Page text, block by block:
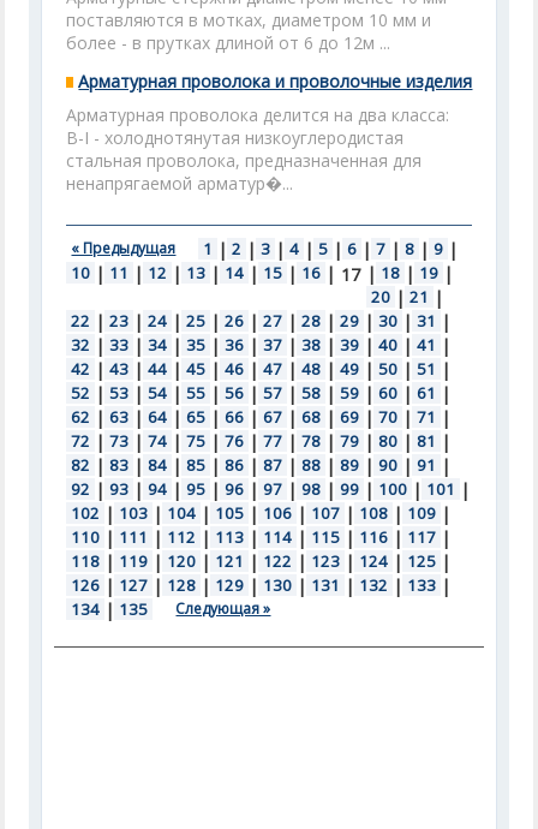
поставляются в мотках, диаметром 10 мм и
более - в прутках длиной от 6 до 12м ...
Арматурная проволока и проволочные изделия
Арматурная проволока делится на два класса:
В-I - холоднотянутая низкоуглеродистая
стальная проволока, предназначенная для
ненапрягаемой арматур�...
« Предыдущая 1 | 2 | 3 | 4 | 5 | 6 | 7 | 8 | 9 |
10 | 11 | 12 | 13 | 14 | 15 | 16 | 17 | 18 | 19 |
20 | 21 |
22 | 23 | 24 | 25 | 26 | 27 | 28 | 29 | 30 | 31 |
32 | 33 | 34 | 35 | 36 | 37 | 38 | 39 | 40 | 41 |
42 | 43 | 44 | 45 | 46 | 47 | 48 | 49 | 50 | 51 |
52 | 53 | 54 | 55 | 56 | 57 | 58 | 59 | 60 | 61 |
62 | 63 | 64 | 65 | 66 | 67 | 68 | 69 | 70 | 71 |
72 | 73 | 74 | 75 | 76 | 77 | 78 | 79 | 80 | 81 |
82 | 83 | 84 | 85 | 86 | 87 | 88 | 89 | 90 | 91 |
92 | 93 | 94 | 95 | 96 | 97 | 98 | 99 | 100 | 101 |
102 | 103 | 104 | 105 | 106 | 107 | 108 | 109 |
110 | 111 | 112 | 113 | 114 | 115 | 116 | 117 |
118 | 119 | 120 | 121 | 122 | 123 | 124 | 125 |
126 | 127 | 128 | 129 | 130 | 131 | 132 | 133 |
134 | 135 Следующая »